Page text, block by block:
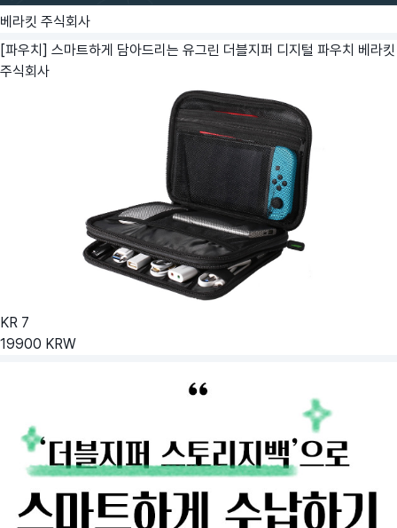
베라킷 주식회사
[파우치] 스마트하게 담아드리는 유그린 더블지퍼 디지털 파우치 베라킷
주식회사
KR 7
19900 KRW